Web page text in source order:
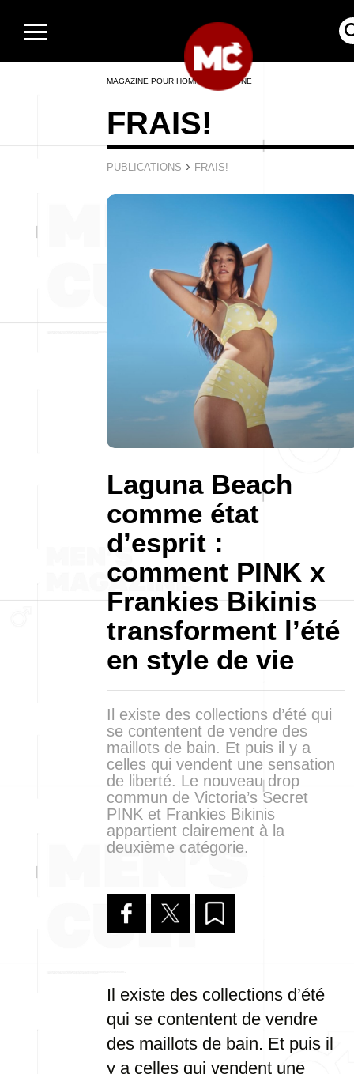
MAGAZINE POUR HOMMES EN LIGNE
FRAIS!
PUBLICATIONS › FRAIS!
Laguna Beach
comme état
d’esprit :
comment PINK x
Frankies Bikinis
transforment l’été
en style de vie
Il existe des collections d’été qui
se contentent de vendre des
maillots de bain. Et puis il y a
celles qui vendent une sensation
de liberté. Le nouveau drop
commun de Victoria’s Secret
PINK et Frankies Bikinis
appartient clairement à la
deuxième catégorie.
Il existe des collections d’été
qui se contentent de vendre
des maillots de bain. Et puis il
y a celles qui vendent une